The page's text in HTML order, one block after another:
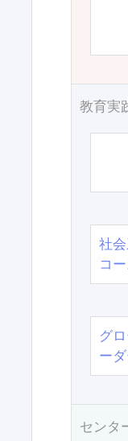
教育実
社
コ
グ
ー
センタ